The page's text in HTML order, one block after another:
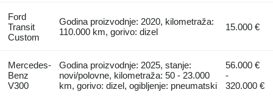
Ford
Transit
Custom
Godina proizvodnje: 2020, kilometraža:
110.000 km, gorivo: dizel
15.000 €
Mercedes-
Benz
V300
Godina proizvodnje: 2025, stanje:
novi/polovne, kilometraža: 50 - 23.000
km, gorivo: dizel, ogibljenje: pneumatski
56.000 €
-
320.000 €